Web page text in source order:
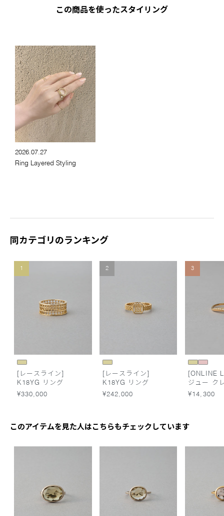
この商品を使ったスタイリング
2026.07.27
Ring Layered Styling
同カテゴリのランキング
1
[レースライン]
K18YG リング
¥330,000
2
[レースライン]
K18YG リング
¥242,000
3
[ONLINE
ジュー ク
ーン リン
¥14,300
このアイテムを見た人はこちらもチェックしています